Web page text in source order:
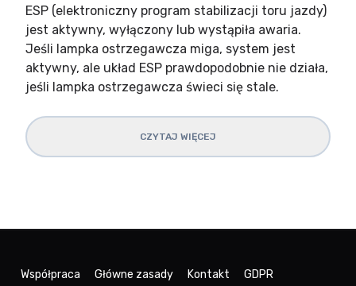
ESP (elektroniczny program stabilizacji toru jazdy)
jest aktywny, wyłączony lub wystąpiła awaria.
Jeśli lampka ostrzegawcza miga, system jest
aktywny, ale układ ESP prawdopodobnie nie działa,
jeśli lampka ostrzegawcza świeci się stale.
CZYTAJ WIĘCEJ
Współpraca Główne zasady Kontakt GDPR